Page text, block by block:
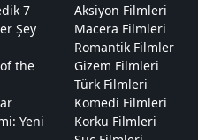
7
Şey
the
Yeni
Aksiyon Filmleri
Macera Filmleri
Romantik Filmler
Gizem Filmleri
Türk Filmleri
Komedi Filmleri
Korku Filmleri